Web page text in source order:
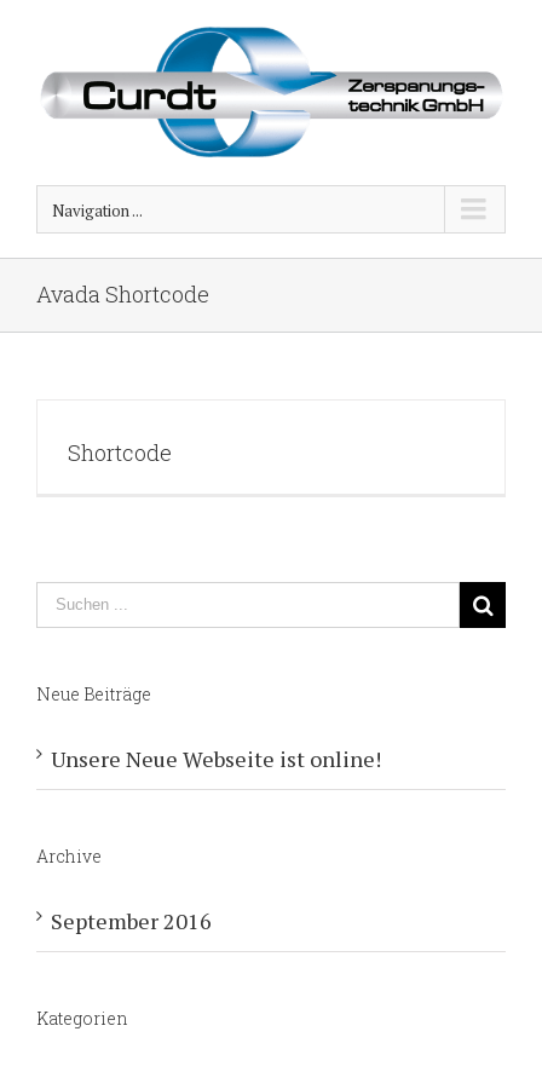
Navigation ...
Avada Shortcode
Shortcode
Neue Beiträge
Unsere Neue Webseite ist online!
Archive
September 2016
Kategorien